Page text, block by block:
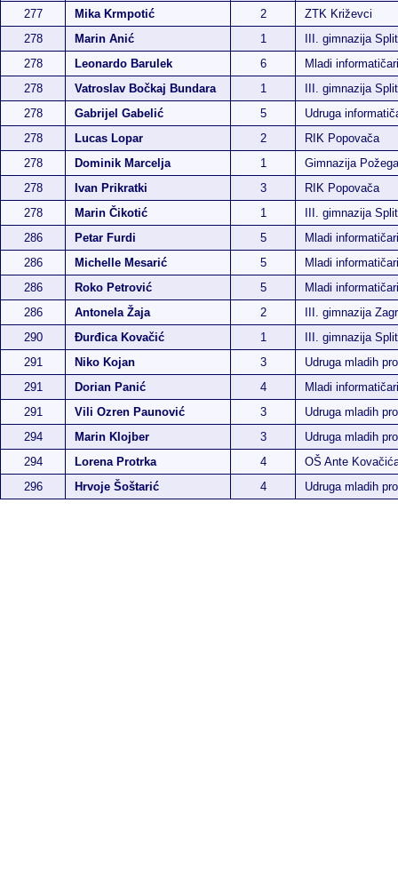
277
Mika Krmpotić 2
ZTK Križevci
278
Marin Anić 1
III. gimnazija Split
278
Leonardo Barulek 6
Mladi
278
Vatroslav Bočkaj Bundara 1
III. gimnazija Split
278
Gabrijel Gabelić 5
Udruga
278
Lucas Lopar 2
RIK Popovača
278
Dominik Marcelja 1
Gimnazija Požega
278
Ivan Prikratki 3
RIK Popovača
278
Marin Čikotić 1
III. gimnazija Split
286
Petar Furdi 5
Mladi
286
Michelle Mesarić 5
Mladi
286
Roko Petrović 5
Mladi
286
Antonela Žaja 2
III. gimnazija
290
Đurđica Kovačić 1
III. gimnazija Split
291
Niko Kojan 3
Udruga mladih
291
Dorian Panić 4
Mladi
291
Vili Ozren Paunović 3
Udruga mladih
294
Marin Klojber 3
Udruga mladih
294
Lorena Protrka 4
OŠ Ante
296
Hrvoje Šoštarić 4 Udruga mladih